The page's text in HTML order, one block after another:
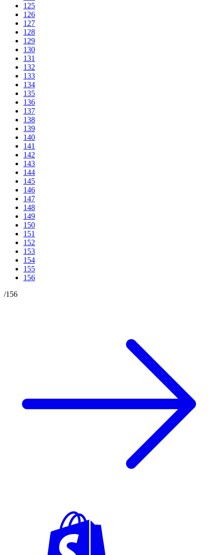
125
126
127
128
129
130
131
132
133
134
135
136
137
138
139
140
141
142
143
144
145
146
147
148
149
150
151
152
153
154
155
156
/156